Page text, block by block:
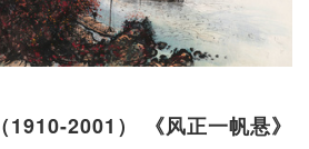
2001） 《风正一帆悬》